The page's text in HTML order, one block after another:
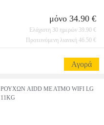
μόνο 34.90 €
Ελάχιστη 30 ημερών 39.90 €
Προτεινόμενη λιανική 46.50 €
Αγορά
AIDD ΜΕ ΑΤΜΟ WIFI LG